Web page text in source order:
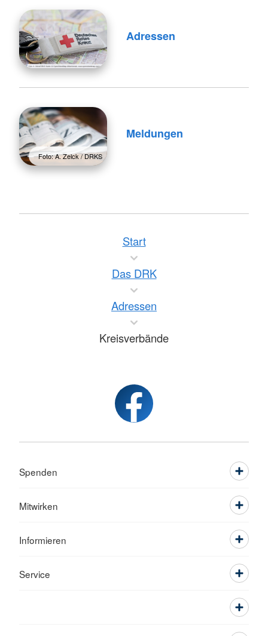
Adressen
Foto: A. Zelck / DRKS
Meldungen
Start
Das DRK
Adressen
Kreisverbände
Spenden
Mitwirken
Informieren
Service